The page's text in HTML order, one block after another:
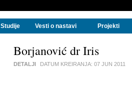
Studije Vesti o nastavi Projekti
Borjanović dr Iris
DETALJI DATUM KREIRANJA: 07 JUN 2011